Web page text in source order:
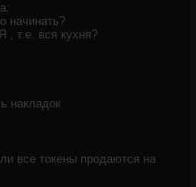
начинать?
, т.е. вся кухня?
накладок
все токены продаются на